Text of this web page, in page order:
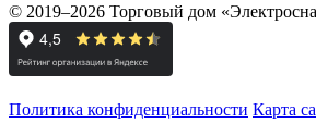
© 2019–2026 Торговый дом
Политика конфиденциальности Карта